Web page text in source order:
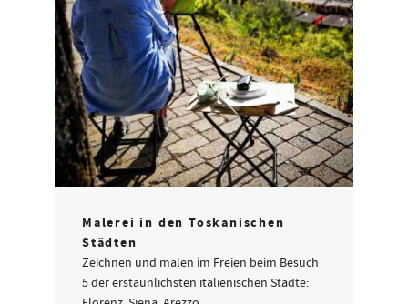
Malerei in den Toskanischen
Städten
Zeichnen und malen im Freien beim Besuch
5 der erstaunlichsten italienischen Städte: